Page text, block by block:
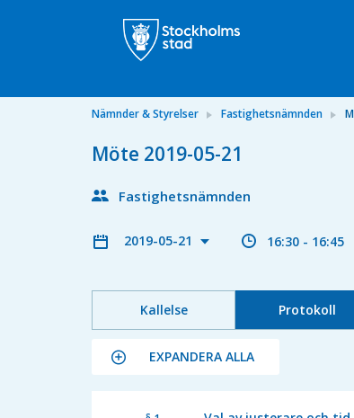
Nämnder & Styrelser Fastighetsnämnden
Möte 2019-05-21
Fastighetsnämnden
2019-05-21 16:30 - 16:45
Kallelse Protokoll
EXPANDERA ALLA